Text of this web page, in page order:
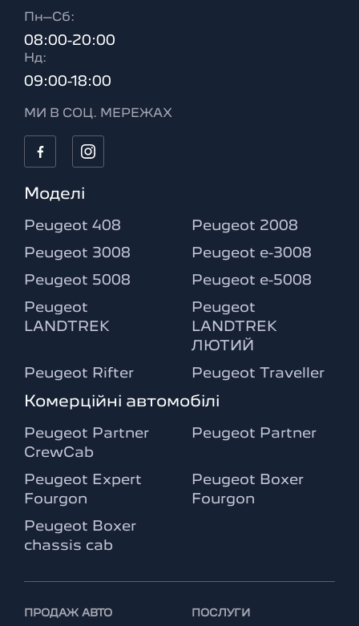
Пн–Сб:
08:00-20:00
Нд:
09:00-18:00
МИ В СОЦ. МЕРЕЖАХ
Моделі
Peugeot 408 Peugeot 2008
Peugeot 3008 Peugeot e-3008
Peugeot 5008 Peugeot e-5008
Peugeot
LANDTREK
Peugeot
LANDTREK
ЛЮТИЙ
Peugeot Rifter Peugeot Traveller
Комерційні автомобілі
Peugeot Partner
CrewCab
Peugeot Partner
Peugeot Expert
Fourgon
Peugeot Boxer
Fourgon
Peugeot Boxer
chassis cab
ПРОДАЖ АВТО ПОСЛУГИ